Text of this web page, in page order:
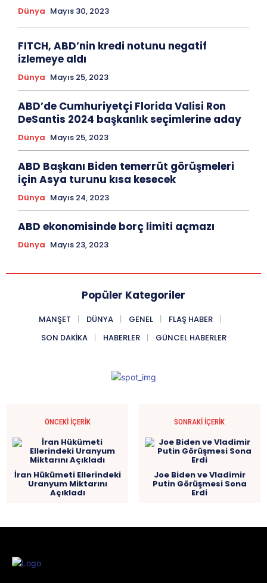
Dünya Mayıs 30, 2023
FITCH, ABD’nin kredi notunu negatif
izlemeye aldı
Dünya Mayıs 25, 2023
ABD’de Cumhuriyetçi Florida Valisi Ron
DeSantis 2024 başkanlık seçimlerine aday
Dünya Mayıs 25, 2023
ABD Başkanı Biden temerrüt görüşmeleri
için Asya turunu kısa kesecek
Dünya Mayıs 24, 2023
ABD ekonomisinde borç limiti açmazı
Dünya Mayıs 23, 2023
Popüler Kategoriler
MANŞET DÜNYA GENEL
FLAŞ HABER
SON DAKIKA
HABERLER GÜNCEL HABERLER
ÖNCEKI İÇERIK
İran Hükümeti Ellerindeki
Uranyum Miktarını
Açıkladı
SONRAKI İÇERIK
Joe Biden ve Vladimir
Putin Görüşmesi Sona
Erdi